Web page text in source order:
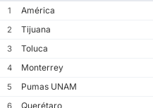
1 América
2
Tijuana
3
Toluca
4
Monterrey
5
Pumas UNAM
6
Querétaro